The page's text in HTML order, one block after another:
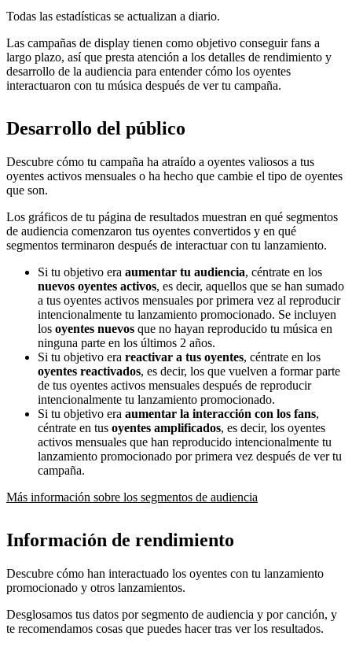
Todas las estadísticas se actualizan a diario.
Las campañas de display tienen como objetivo conseguir fans a
largo plazo, así que presta atención a los detalles de rendimiento y
desarrollo de la audiencia para entender cómo los oyentes
interactuaron con tu música después de ver tu campaña.
Desarrollo del público
Descubre cómo tu campaña ha atraído a oyentes valiosos a tus
oyentes activos mensuales o ha hecho que cambie el tipo de oyentes
que son.
Los gráficos de tu página de resultados muestran en qué segmentos
de audiencia comenzaron tus oyentes convertidos y en qué
segmentos terminaron después de interactuar con tu lanzamiento.
Si tu objetivo era aumentar tu audiencia, céntrate en los
nuevos oyentes activos, es decir, aquellos que se han sumado
a tus oyentes activos mensuales por primera vez al reproducir
intencionalmente tu lanzamiento promocionado. Se incluyen
los oyentes nuevos que no hayan reproducido tu música en
ninguna parte en los últimos 2 años.
Si tu objetivo era reactivar a tus oyentes, céntrate en los
oyentes reactivados, es decir, los que vuelven a formar parte
de tus oyentes activos mensuales después de reproducir
intencionalmente tu lanzamiento promocionado.
Si tu objetivo era aumentar la interacción con los fans,
céntrate en tus oyentes amplificados, es decir, los oyentes
activos mensuales que han reproducido intencionalmente tu
lanzamiento promocionado por primera vez después de ver tu
campaña.
Más información sobre los segmentos de audiencia
Información de rendimiento
Descubre cómo han interactuado los oyentes con tu lanzamiento
promocionado y otros lanzamientos.
Desglosamos tus datos por segmento de audiencia y por canción, y
te recomendamos cosas que puedes hacer tras ver los resultados.